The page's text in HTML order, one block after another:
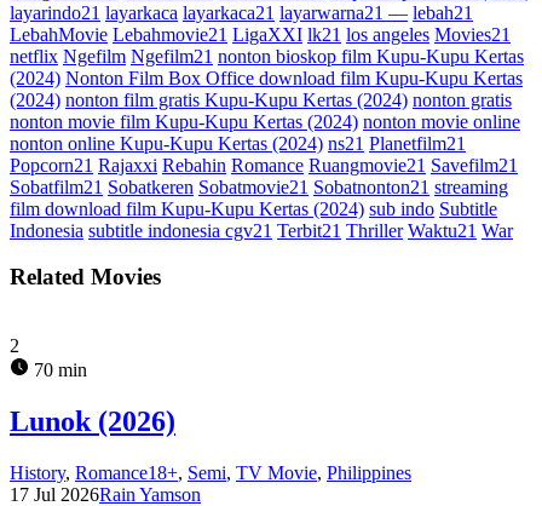
layarindo21 layarkaca layarkaca21 layarwarna21 — lebah21
LebahMovie Lebahmovie21 LigaXXI lk21 los angeles Movies21
netflix Ngefilm Ngefilm21 nonton bioskop film Kupu-Kupu Kertas
(2024) Nonton Film Box Office download film Kupu-Kupu Kertas
(2024) nonton film gratis Kupu-Kupu Kertas (2024) nonton gratis
nonton movie film Kupu-Kupu Kertas (2024) nonton movie online
nonton online Kupu-Kupu Kertas (2024) ns21 Planetfilm21
Popcorn21 Rajaxxi Rebahin Romance Ruangmovie21 Savefilm21
Sobatfilm21 Sobatkeren Sobatmovie21 Sobatnonton21 streaming
film download film Kupu-Kupu Kertas (2024) sub indo Subtitle
Indonesia subtitle indonesia cgv21 Terbit21 Thriller Waktu21 War
Related Movies
2
70 min
Lunok (2026)
History, Romance18+, Semi, TV Movie, Philippines
17 Jul 2026Rain Yamson